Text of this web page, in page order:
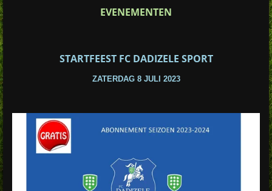
EVENEMENTEN
STARTFEEST FC DADIZELE SPORT
ZATERDAG 8 JULI 2023